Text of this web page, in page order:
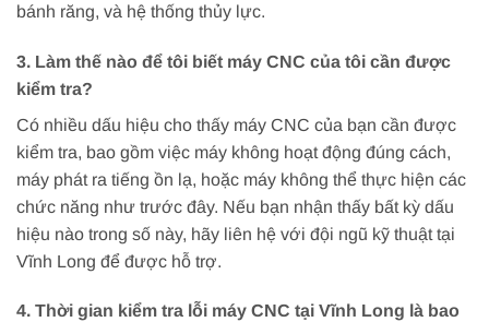
bánh răng, và hệ thống thủy lực.
3. Làm thế nào để tôi biết máy CNC của tôi cần được
kiểm tra?
Có nhiều dấu hiệu cho thấy máy CNC của bạn cần được
kiểm tra, bao gồm việc máy không hoạt động đúng cách,
máy phát ra tiếng ồn lạ, hoặc máy không thể thực hiện các
chức năng như trước đây. Nếu bạn nhận thấy bất kỳ dấu
hiệu nào trong số này, hãy liên hệ với đội ngũ kỹ thuật tại
Vĩnh Long để được hỗ trợ.
4. Thời gian kiểm tra lỗi máy CNC tại Vĩnh Long là bao